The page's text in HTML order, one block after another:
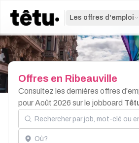
Les offres d'emploi
Offres en Ribeauville
Consultez les dernières offres
pour Août 2026 sur le jobboard
Rechercher par job, mot-clé ou
Localisation